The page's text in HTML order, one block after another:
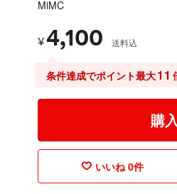
MiMC
¥4,100 送料込
条件達成でポイント最大11
購
いいね 0件